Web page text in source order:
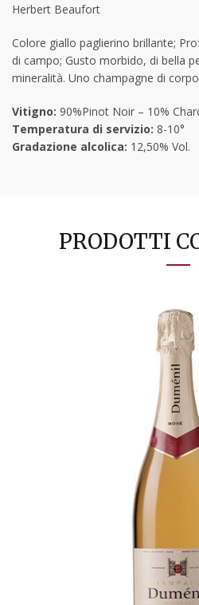
Herbert Beaufort
Colore giallo paglierino brillante;
di campo; Gusto morbido, di bella
mineralità. Uno champagne di
Vitigno: 90%Pinot Noir – 10%
Temperatura di servizio: 8-10°
Gradazione alcolica: 12,50% Vol.
PRODOTTI